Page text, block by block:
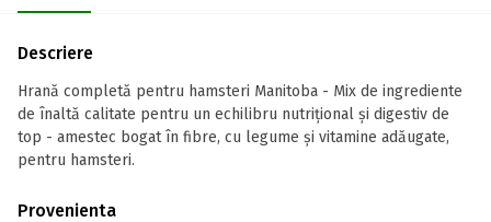
Descriere
Hrană completă pentru hamsteri Manitoba - Mix de ingrediente
de înaltă calitate pentru un echilibru nutrițional și digestiv de
top - amestec bogat în fibre, cu legume și vitamine adăugate,
pentru hamsteri.
Provenienta